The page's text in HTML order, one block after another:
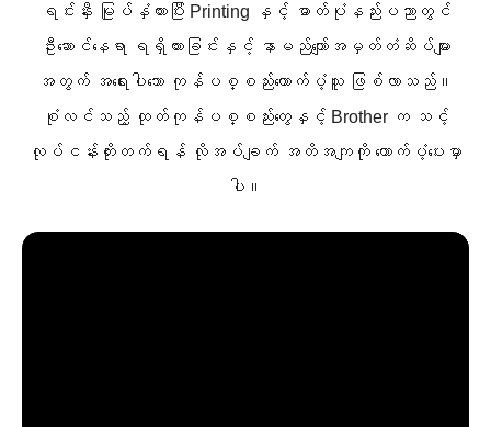
ရင်းနှီး မြုပ်နှံထားပြီး Printing နှင့် ဓာတ်ပုံနည်းပညာတွင်
ဦးဆောင်နေရာ ရရှိထားခြင်းနှင့် နာမည်ကျော်အမှတ်တံဆိပ်များ
အတွက် အရေးပါသော ကုန်ပစ္စည်းထောက်ပံ့သူ ဖြစ်လာသည်။
စုံလင်သည့် ထုတ်ကုန်ပစ္စည်းတွေနှင့် Brother က သင့်
လုပ်ငန်းတိုးတက်ရန် လိုအပ်ချက် အတိအကျကို ထောက်ပံ့ပေးမှာ
ပါ။